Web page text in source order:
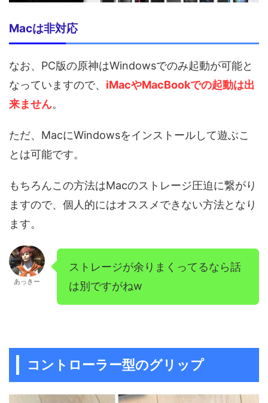
Macは非対応
なお、PC版の原神はWindowsでのみ起動が可能と
なっていますので、 iMacやMacBookでの起動は出
来ません。
ただ、MacにWindowsをインストールして遊ぶこ
とは可能です。
もちろんこの方法はMacのストレージ圧迫に繋がり
ますので、個人的にはオススメできない方法となり
ます。
あっきー
ストレージが余りまくってるなら話
は別ですがねw
コントローラー型のグリップ